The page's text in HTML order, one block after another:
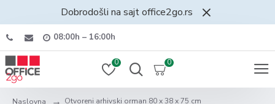
Dobrodošli na sajt office2go.rs
08:00h – 16:00h
0 0
Naslovna Otvoreni arhivski orman 80 x 38 x 75 cm